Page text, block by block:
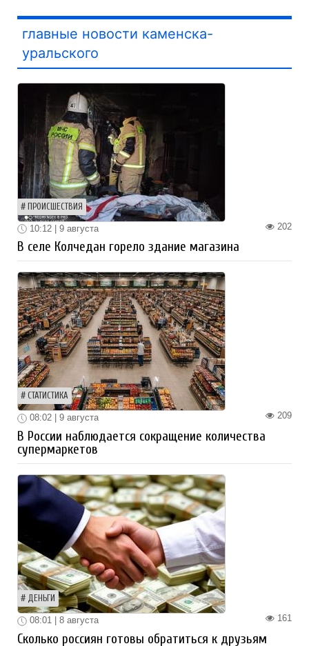
главные новости каменска-
уральского
ПРОИСШЕСТВИЯ
202
10:12 | 9 августа
В селе Колчедан горело здание магазина
СТАТИСТИКА
209
08:02 | 9 августа
В России наблюдается сокращение количества
супермаркетов
ДЕНЬГИ
161
08:01 | 8 августа
Сколько россиян готовы обратиться к друзьям